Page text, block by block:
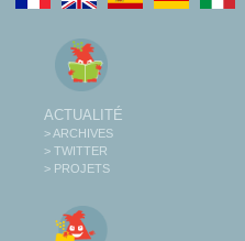
ACTUALITÉ
> ARCHIVES
> TWITTER
> PROJETS